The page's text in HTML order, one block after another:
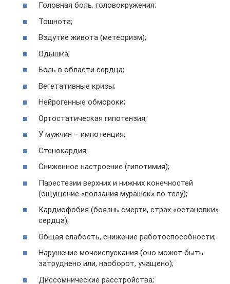
Головная боль, головокружения;
Тошнота;
Вздутие живота (метеоризм);
Одышка;
Боль в области сердца;
Вегетативные кризы;
Нейрогенные обмороки;
Ортостатическая гипотензия;
У мужчин – импотенция;
Стенокардия;
Сниженное настроение (гипотимия);
Парестезии верхних и нижних конечностей
(ощущение «ползания мурашек» по телу);
Кардиофобия (боязнь смерти, страх «остановки»
сердца);
Общая слабость, снижение работоспособности;
Нарушение мочеиспускания (оно может быть
затруднено или, наоборот, учащено);
Диссомнические расстройства;